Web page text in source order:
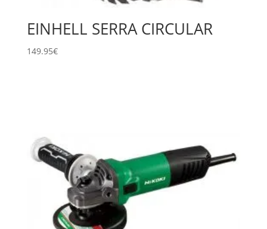
EINHELL SERRA CIRCULAR
149.95€